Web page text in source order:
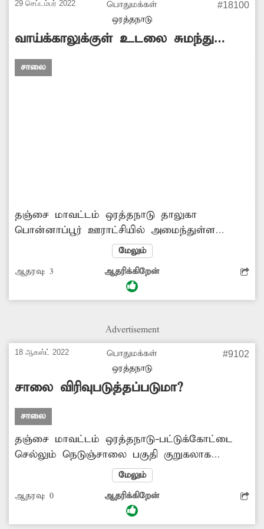
என்று பொதுமக்கள் கோரிக்கை விடுத்துள்ளனர்.
பொதுமக்கள், பருத்திக்கோட்டை
29 செப்டம்பர் 2022
பொதுமக்கள்
ஒரத்தநாடு
#18100
வாய்க்காலுக்குள் உடலை சுமந்து
செல்லும் பொதுமக்கள்
சாலை
தஞ்சை மாவட்டம் ஒரத்தநாடு தாலுகா
பொன்னாப்பூர் ஊராட்சியில் அமைந்துள்ள
இடுகாட்டுக்கு செல்ல முறையான சாலை வசதி
இல்லை. இதனால் இறந்தவர்களின் உடலை
பொதுமக்கள் வாய்க்காலுக்குள் இறங்கி எடுத்து
செல்கின்றனர். குறிப்பாக வாய்க்காலில் தண்ணீர்
அவதிக்குள்ளாகின்றனர். எனவே, சம்பந்தப்பட்ட
இடுகாட்டுக்கு செல்ல சாலை வசதி அல்லது
பாலவசதி செய்து தர நடவடிக்கை
எடுப்பார்களா?
மேலும்
ஆதரவு: 3 ஆதரிக்கிறேன்
Advertisement
18 ஆகஸ்ட் 2022
பொதுமக்கள்
ஒரத்தநாடு
#9102
சாலை விரிவுபடுத்தப்படுமா?
சாலை
தஞ்சை மாவட்டம் ஒரத்தநாடு-பட்டுக்கோட்டை
செல்லும் நெடுஞ்சாலை பகுதி குறுகலாக
உள்ளது. இந்த நெடுஞ்சாலை பகுதியில்
கோர்ட்டு, போக்குவரத்து பணிமனை
போன்றவை உள்ளன. இதனால் மேற்கண்ட
பகுதியில் போக்குவரத்து அதிகளவில் இருக்கும்.
மேலும்
ஆதரவு: 0 ஆதரிக்கிறேன்